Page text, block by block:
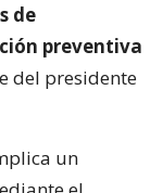
de
preventiva
del presidente
un